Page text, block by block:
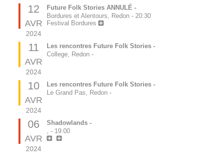
12
AVR
2024
Future Folk Stories ANNULÉ -
Bordures et Alentours, Redon - 20:30
Festival Bordures
11
AVR
2024
Les rencontres Future Folk Stories -
College, Redon -
10
AVR
2024
Les rencontres Future Folk Stories -
Le Grand Pas, Redon -
06
AVR
2024
Shadowlands -
, - 19:00